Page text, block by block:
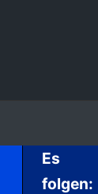
Es
folgen: